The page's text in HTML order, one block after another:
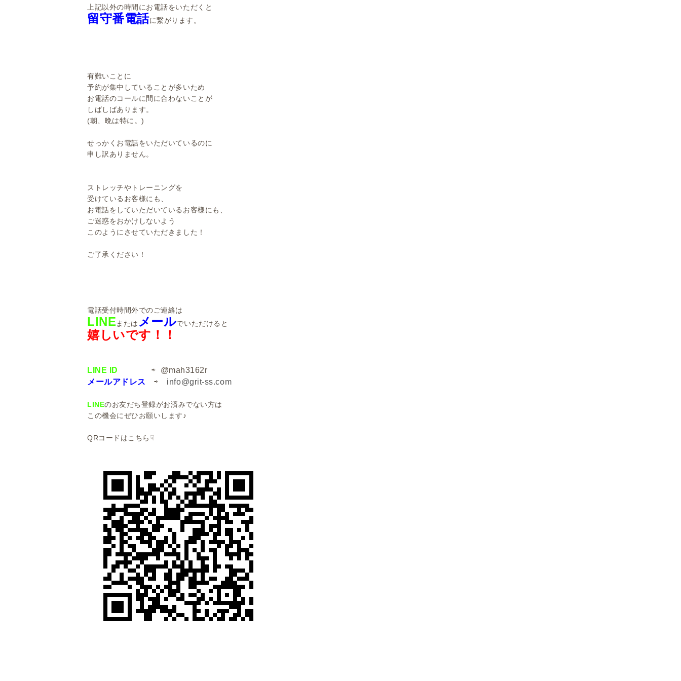
上記以外の時間にお電話をいただくと
留守番電話に繋がります。
有難いことに
予約が集中していることが多いため
お電話のコールに間に合わないことが
しばしばあります。
(朝、晩は特に。)
せっかくお電話をいただいているのに
申し訳ありません。
ストレッチやトレーニングを
受けているお客様にも、
お電話をしていただいているお客様にも、
ご迷惑をおかけしないよう
このようにさせていただきました！
ご了承ください！
電話受付時間外でのご連絡は
LINE または メールでいただけると
嬉しいです！！
LINE ID
⇨ @mah3162r
メールアドレス
⇨ info@grit-ss.com
LINEのお友だち登録がお済みでない方は
この機会にぜひお願いします♪
QRコードはこちら☟